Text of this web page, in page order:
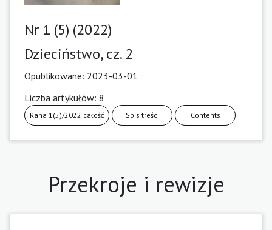
Nr 1 (5) (2022)
Dzieciństwo, cz. 2
Opublikowane: 2023-03-01
Liczba artykułów: 8
Rana 1(5)/2022 całość Spis treści Contents
Przekroje i rewizje